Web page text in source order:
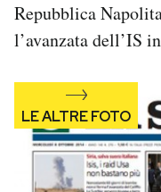
Repubblica
l’avanzata dell’IS